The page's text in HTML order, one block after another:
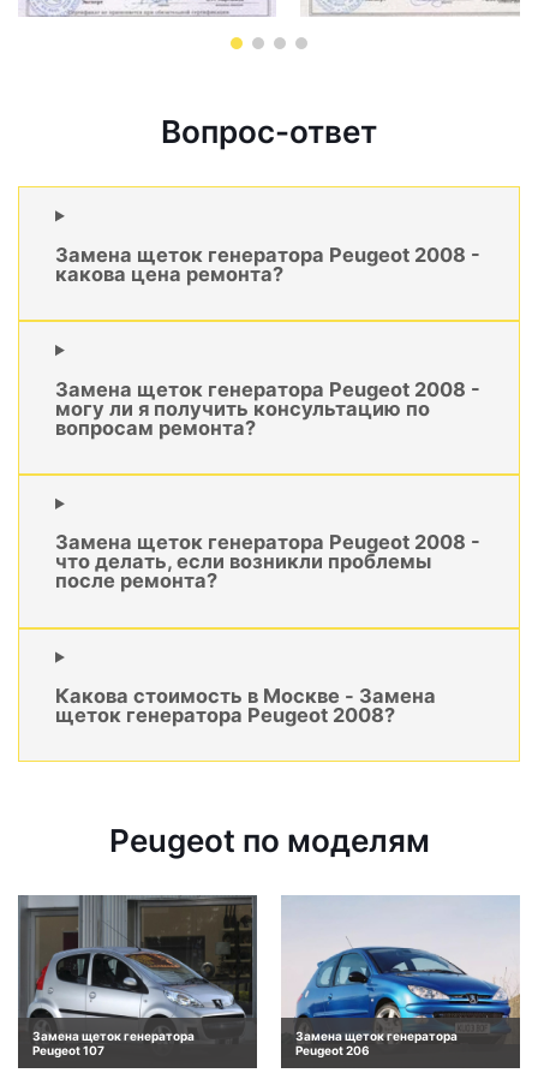
Вопрос-ответ
Замена щеток генератора Peugeot 2008 -
какова цена ремонта?
Замена щеток генератора Peugeot 2008 -
могу ли я получить консультацию по
вопросам ремонта?
Замена щеток генератора Peugeot 2008 -
что делать, если возникли проблемы
после ремонта?
Какова стоимость в Москве - Замена
щеток генератора Peugeot 2008?
Peugeot по моделям
Замена щеток генератора
Peugeot 107
Замена щеток генератора
Peugeot 206